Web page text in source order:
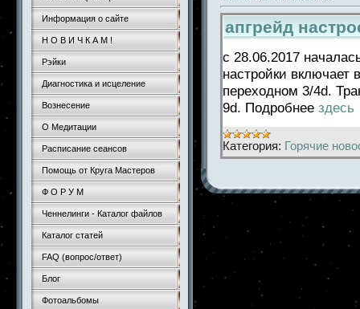
Информация о сайте
Н О В И Ч К А М !
Рэйки
Диагностика и исцеление
Вознесение
О Медитации
Расписание сеансов
Помощь от Круга Мастеров
Ф О Р У М
Ченнелинги - Каталог файлов
Каталог статей
FAQ (вопрос/ответ)
Блог
Фотоальбомы
апгрейд
с 28.06.2017
настройки включает
переходном 3/4d.
9d. Подробнее здесь
Категория: Горячие